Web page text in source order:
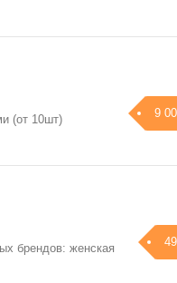
9
(от 10шт)
брендов: женская